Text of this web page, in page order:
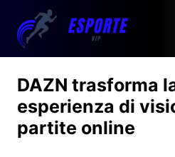
DAZN trasforma
esperienza di
partite online